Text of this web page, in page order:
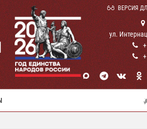
ВЕРСИЯ
ул.